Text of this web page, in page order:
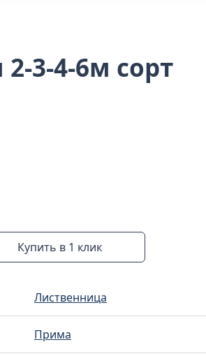
3-4-6м сорт
Купить в 1 клик
Лиственница
Прима